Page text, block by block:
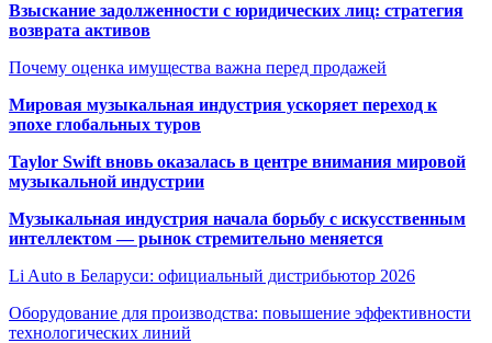
Взыскание задолженности с юридических лиц: стратегия
возврата активов
Почему оценка имущества важна перед продажей
Мировая музыкальная индустрия ускоряет переход к
эпохе глобальных туров
Taylor Swift вновь оказалась в центре внимания мировой
музыкальной индустрии
Музыкальная индустрия начала борьбу с искусственным
интеллектом — рынок стремительно меняется
Li Auto в Беларуси: официальный дистрибьютор 2026
Оборудование для производства: повышение эффективности
технологических линий